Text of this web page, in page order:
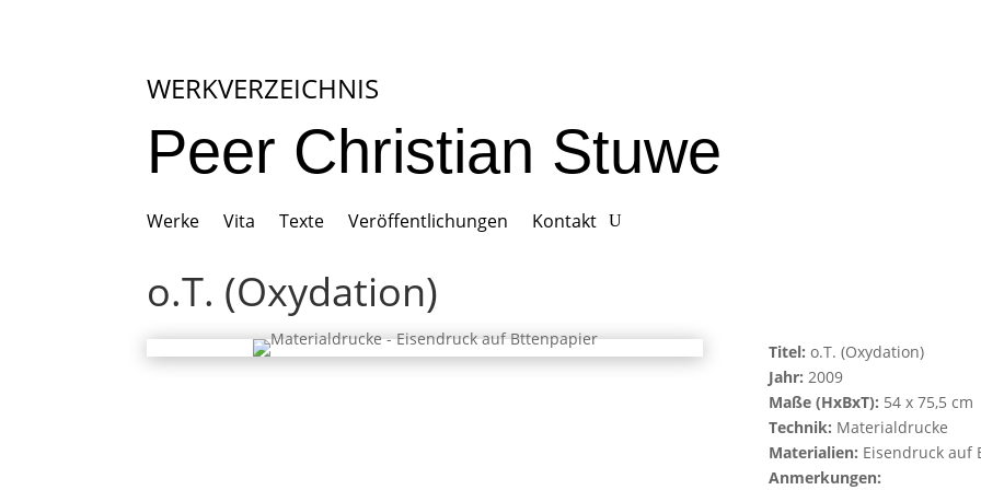
WERKVERZEICHNIS
Peer Christian Stuwe
Werke Vita Texte Veröffentlichungen Kontakt
o.T. (Oxydation)
Titel: o.T. (Oxydation)
Jahr: 2009
Maße (HxBxT): 54 x 75,5 cm
Technik: Materialdrucke
Materialien: Eisendruck auf
Anmerkungen: